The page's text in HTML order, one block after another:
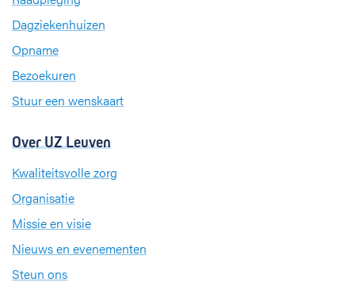
Dagziekenhuizen
Opname
Bezoekuren
Stuur een wenskaart
Over UZ Leuven
Kwaliteitsvolle zorg
Organisatie
Missie en visie
Nieuws en evenementen
Steun ons